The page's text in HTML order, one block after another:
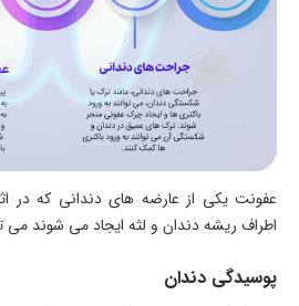
عفونت یکی از عارضه های دندانی که در
اطراف ریشه دندان و لثه ایجاد می شوند می
پوسیدگی دندان